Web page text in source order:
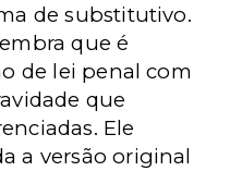
de substitutivo.
que é
de lei penal com
que
Ele
a versão original